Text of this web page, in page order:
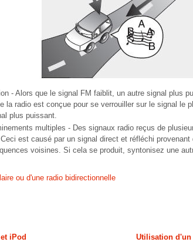
- Alors que le signal FM faiblit, un autre signal plus
la radio est conçue pour se verrouiller sur le signal le
plus puissant.
multiples - Des signaux radio reçus de
est causé par un signal direct et réfléchi
voisines. Si cela se produit, syntonisez une
ou d'une radio bidirectionnelle
iPod
Utilisation